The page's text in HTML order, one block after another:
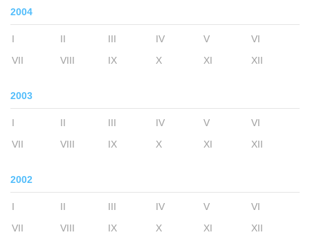
2004
I II III IV V
VI
VII
VIII IX X XI XII
2003
I II III IV V
VI
VII
VIII IX X XI XII
2002
I II III IV V
VI
VII
VIII IX X XI XII